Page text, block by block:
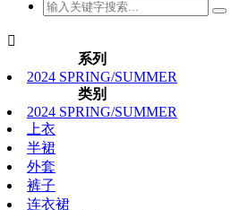

系列
2024 SPRING/SUMMER
类别
2024 SPRING/SUMMER
上衣
半裙
外套
裤子
连衣裙